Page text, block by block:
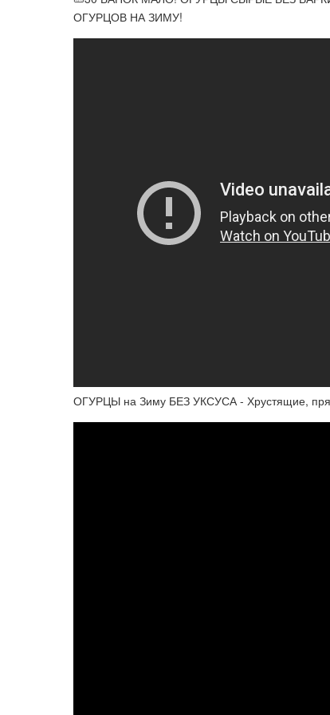
ОГУРЦОВ НА ЗИМУ!
ОГУРЦЫ на Зиму БЕЗ УКСУСА - Хрустящие,